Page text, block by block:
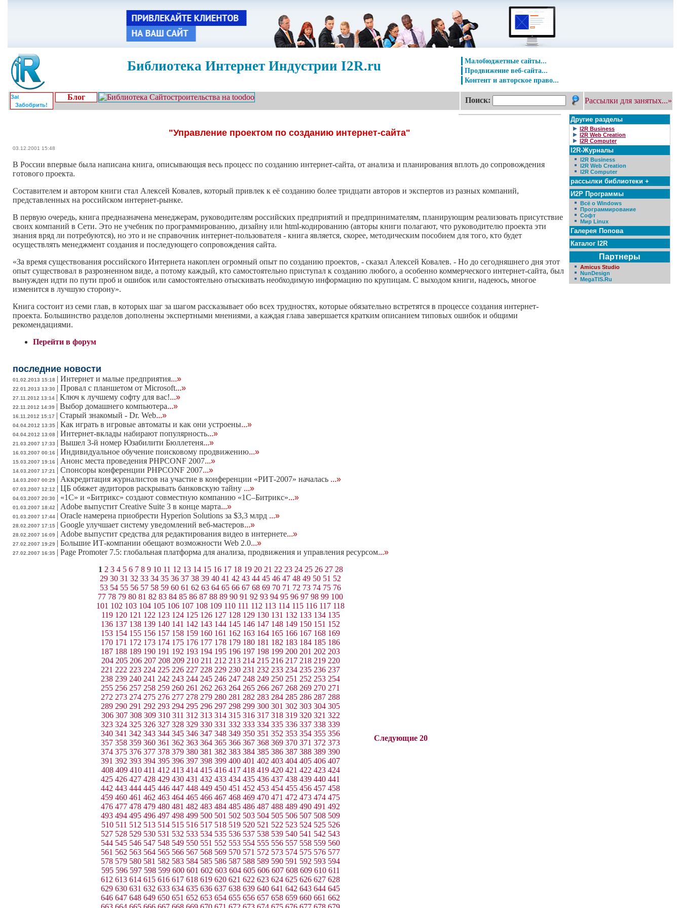
Библиотека Интернет Индустрии I2R.ru
Малобюджетные сайты...
Продвижение веб-сайта...
Контент и авторское право...
Забобрить!
Блог Поиск: Рассылки для занятых...»
"Управление проектом по созданию интернет-сайта"
03.12.2001 15:48
В России впервые была написана книга, описывающая весь процесс по созданию интернет-сайта, от анализа и планирования вплоть до сопровождения
готового проекта.
Составителем и автором книги стал Алексей Ковалев, который привлек к её созданию более тридцати авторов и экспертов из разных компаний,
представленных на российском интернет-рынке.
В первую очередь, книга предназначена менеджерам, руководителям российских предприятий и предпринимателям, планирующим реализовать присутствие
своих компаний в Сети. Это не учебник по программированию, дизайну или html-кодированию (авторы книги полагают, что руководителю проекта эти
знания вряд ли потребуются), но это и не справочник интернет-пользователя - книга является, скорее, методическим пособием для того, кто будет
осуществлять менеджмент создания и последующего сопровождения сайта.
«За время существования российского Интернета накоплен огромный опыт по созданию проектов, - сказал Алексей Ковалев. - Но до сегодняшнего дня этот
опыт существовал в разрозненном виде, а потому каждый, кто самостоятельно приступал к созданию любого, а особенно коммерческого интернет-сайта, был
вынужден идти по пути проб и ошибок или самостоятельно отыскивать необходимую информацию по крупицам. С выходом книги, надеюсь, многое
изменится в лучшую сторону».
Книга состоит из семи глав, в которых шаг за шагом рассказывает обо всех трудностях, которые обязательно встретятся в процессе создания интернет-
проекта. Большинство разделов дополнены экспертными мнениями, а каждая глава завершается кратким описанием типовых ошибок и общими
рекомендациями.
Перейти в форум
последние новости
01.02.2013 15:18 | Интернет и малые предприятия...»
22.01.2013 13:30 | Провал с планшетом от Microsoft...»
27.11.2012 13:14 | Ключ к лучшему софту для вас!...»
22.11.2012 14:39 | Выбор домашнего компьютера...»
16.11.2012 15:17 | Старый знакомый - Dr. Web...»
04.04.2012 13:35 | Как играть в игровые автоматы и как они устроены...»
04.04.2012 13:08 | Интернет-вклады набирают популярность...»
21.03.2007 17:33 | Вышел 3-й номер Юзабилити Бюллетеня...»
16.03.2007 00:16 | Индивидуальное обучение поисковому продвижению...»
15.03.2007 19:16 | Анонс места проведения PHPCONF 2007...»
14.03.2007 17:21 | Спонсоры конференции PHPCONF 2007...»
14.03.2007 00:29 | Аккредитация журналистов на участие в конференции «РИТ-2007» началась ...»
07.03.2007 12:12 | ЦБ обяжет аудиторов раскрывать банковскую тайну ...»
04.03.2007 20:30 | «1С» и «Битрикс» создают совместную компанию «1С–Битрикс»...»
01.03.2007 18:42 | Adobe выпустит Creative Suite 3 в конце марта...»
01.03.2007 17:44 | Oracle намерена приобрести Hyperion Solutions за $3,3 млрд ...»
28.02.2007 17:15 | Google улучшает систему уведомлений веб-мастеров...»
28.02.2007 16:09 | Adobe выпустит средства для редактирования видео в интернете...»
27.02.2007 19:29 | Большие ИТ-компании обещают возможности Web 2.0...»
27.02.2007 16:35 | Page Promoter 7.5: глобальная платформа для анализа, продвижения и управления ресурсом...»
1 2 3 4 5 6 7 8 9 10 11 12 13 14 15 16 17 18 19 20 21 22 23 24 25 26 27 28
29 30 31 32 33 34 35 36 37 38 39 40 41 42 43 44 45 46 47 48 49 50 51 52
53 54 55 56 57 58 59 60 61 62 63 64 65 66 67 68 69 70 71 72 73 74 75 76
77 78 79 80 81 82 83 84 85 86 87 88 89 90 91 92 93 94 95 96 97 98 99 100
101 102 103 104 105 106 107 108 109 110 111 112 113 114 115 116 117 118
119 120 121 122 123 124 125 126 127 128 129 130 131 132 133 134 135
136 137 138 139 140 141 142 143 144 145 146 147 148 149 150 151 152
153 154 155 156 157 158 159 160 161 162 163 164 165 166 167 168 169
170 171 172 173 174 175 176 177 178 179 180 181 182 183 184 185 186
187 188 189 190 191 192 193 194 195 196 197 198 199 200 201 202 203
204 205 206 207 208 209 210 211 212 213 214 215 216 217 218 219 220
221 222 223 224 225 226 227 228 229 230 231 232 233 234 235 236 237
238 239 240 241 242 243 244 245 246 247 248 249 250 251 252 253 254
255 256 257 258 259 260 261 262 263 264 265 266 267 268 269 270 271
272 273 274 275 276 277 278 279 280 281 282 283 284 285 286 287 288
289 290 291 292 293 294 295 296 297 298 299 300 301 302 303 304 305
306 307 308 309 310 311 312 313 314 315 316 317 318 319 320 321 322
323 324 325 326 327 328 329 330 331 332 333 334 335 336 337 338 339
340 341 342 343 344 345 346 347 348 349 350 351 352 353 354 355 356
357 358 359 360 361 362 363 364 365 366 367 368 369 370 371 372 373
374 375 376 377 378 379 380 381 382 383 384 385 386 387 388 389 390
391 392 393 394 395 396 397 398 399 400 401 402 403 404 405 406 407
408 409 410 411 412 413 414 415 416 417 418 419 420 421 422 423 424
425 426 427 428 429 430 431 432 433 434 435 436 437 438 439 440 441
442 443 444 445 446 447 448 449 450 451 452 453 454 455 456 457 458
459 460 461 462 463 464 465 466 467 468 469 470 471 472 473 474 475
476 477 478 479 480 481 482 483 484 485 486 487 488 489 490 491 492
493 494 495 496 497 498 499 500 501 502 503 504 505 506 507 508 509
510 511 512 513 514 515 516 517 518 519 520 521 522 523 524 525 526
527 528 529 530 531 532 533 534 535 536 537 538 539 540 541 542 543
544 545 546 547 548 549 550 551 552 553 554 555 556 557 558 559 560
561 562 563 564 565 566 567 568 569 570 571 572 573 574 575 576 577
578 579 580 581 582 583 584 585 586 587 588 589 590 591 592 593 594
595 596 597 598 599 600 601 602 603 604 605 606 607 608 609 610 611
612 613 614 615 616 617 618 619 620 621 622 623 624 625 626 627 628
629 630 631 632 633 634 635 636 637 638 639 640 641 642 643 644 645
646 647 648 649 650 651 652 653 654 655 656 657 658 659 660 661 662
Следующие 20
Другие разделы
I2R Business
I2R Web Creation
I2R Computer
I2R-Журналы
I2R Business
I2R Web Creation
I2R Computer
рассылки библиотеки +
И2Р Программы
Всё о Windows
Программирование
Софт
Мир Linux
Галерея Попова
Каталог I2R
Партнеры
Amicus Studio
NunDesign
MegaTIS.Ru